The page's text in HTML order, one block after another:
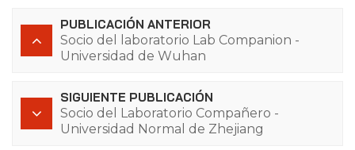
PUBLICACIÓN ANTERIOR
Socio del laboratorio Lab Companion -
Universidad de Wuhan
SIGUIENTE PUBLICACIÓN
Socio del Laboratorio Compañero -
Universidad Normal de Zhejiang